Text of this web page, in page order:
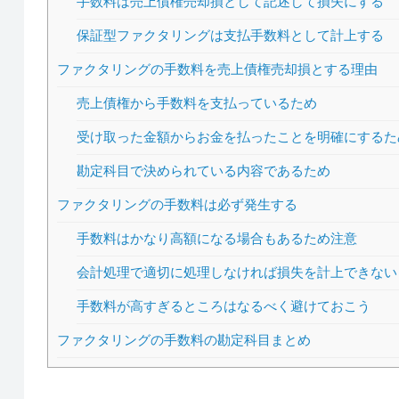
保証型ファクタリングは支払手数料として計上する
ファクタリングの手数料を売上債権売却損とする理由
売上債権から手数料を支払っているため
受け取った金額からお金を払ったことを明確にする
勘定科目で決められている内容であるため
ファクタリングの手数料は必ず発生する
手数料はかなり高額になる場合もあるため注意
会計処理で適切に処理しなければ損失を計上できない
手数料が高すぎるところはなるべく避けておこう
ファクタリングの手数料の勘定科目まとめ